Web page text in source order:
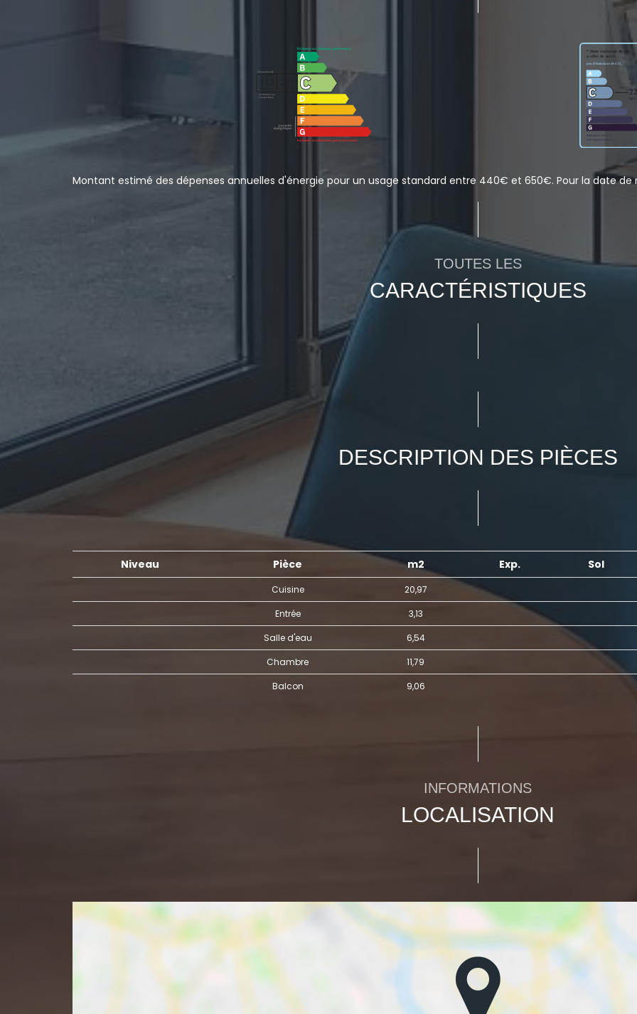
Montant estimé des dépenses annuelles d'énergie pour un usage standard entre 440€ et 650€. Pour la date de
TOUTES LES
CARACTÉRISTIQUES
DESCRIPTION DES PIÈCES
Niveau Pièce m2 Exp. Sol
Cuisine
20,97
Entrée
3,13
Salle d'eau
6,54
Chambre
11,79
Balcon
9,06
INFORMATIONS
LOCALISATION